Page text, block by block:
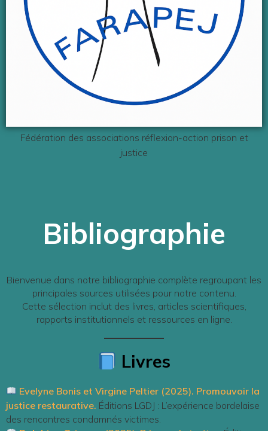
Fédération des associations réflexion-action prison et
justice
Bibliographie
Bienvenue dans notre bibliographie complète regroupant les
principales sources utilisées pour notre contenu.
Cette sélection inclut des livres, articles scientifiques,
rapports institutionnels et ressources en ligne.
Livres
Evelyne Bonis et Virgine Peltier (2025). Promouvoir la
justice restaurative. Éditions LGDJ : L’expérience bordelaise
des rencontres condamnés victimes.